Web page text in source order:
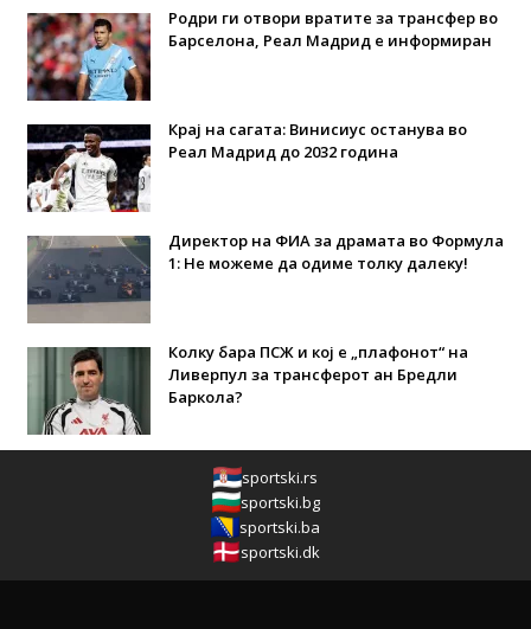
Родри ги отвори вратите за трансфер во
Барселона, Реал Мадрид е информиран
Крај на сагата: Винисиус останува во
Реал Мадрид до 2032 година
Директор на ФИА за драмата во Формула
1: Не можеме да одиме толку далеку!
Колку бара ПСЖ и кој е „плафонот“ на
Ливерпул за трансферот ан Бредли
Баркола?
sportski.rs
sportski.bg
sportski.ba
sportski.dk